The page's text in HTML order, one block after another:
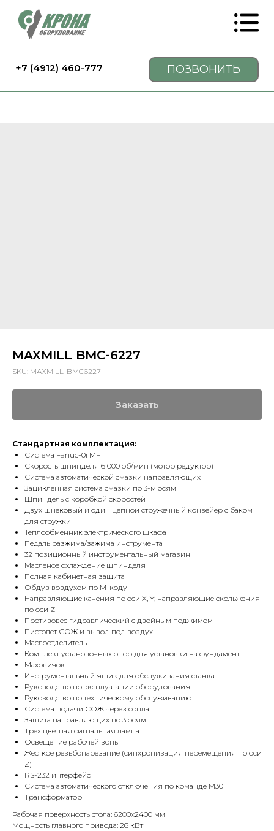
+7 (4912) 460-777 ПОЗВОНИТЬ
MAXMILL BMC-6227
SKU: MAXMILL-BMC6227
Заказать
Стандартная комплектация:
Система Fanuc-0i MF
Скорость шпинделя 6 000 об/мин (мотор редуктор)
Система автоматической смазки направляющих
Зацикленная система смазки по 3-м осям
Шпиндель с коробкой скоростей
Двух шнековый и один цепной стружечный конвейер с баком
для стружки
Теплообменник электрического шкафа
Педаль разжима/зажима инструмента
32 позиционный инструментальный магазин
Масленое охлаждение шпинделя
Полная кабинетная защита
Обдув воздухом по М-коду
Направляющие качения по оси X, Y; направляющие скольжения
по оси Z
Противовес гидравлический с двойным поджимом
Пистолет СОЖ и вывод под воздух
Маслоотделитель
Комплект установочных опор для установки на фундамент
Маховичок
Инструментальный ящик для обслуживания станка
Руководство по эксплуатации оборудования.
Руководство по техническому обслуживанию.
Система подачи СОЖ через сопла
Защита направляющих по 3 осям
Трех цветная сигнальная лампа
Освещение рабочей зоны
Жесткое резьбонарезание (синхронизация перемещения по оси
Z)
RS-232 интерфейс
Система автоматического отключения по команде M30
Трансформатор
Рабочая поверхность стола: 6200х2400 мм
Мощность главного привода: 26 кВт